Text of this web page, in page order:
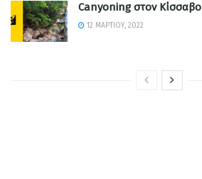
Canyoning στον Κίσσαβο
12 ΜΑΡΤΊΟΥ, 2022